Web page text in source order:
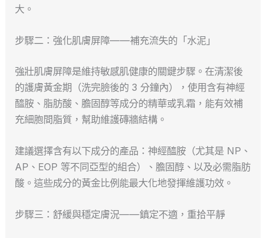
大。
步驟二：強化肌膚屏障——補充流失的「水泥」
強壯肌膚屏障是維持敏感肌健康的關鍵步驟。在清潔後
的護膚黃金期（洗完臉後的 3 分鐘內），使用含有神經
醯胺、脂肪酸、膽固醇等成分的精華或乳霜，能有效補
充細胞間脂質，幫助維護磚牆結構。
建議選擇含有以下成分的產品：神經醯胺（尤其是 NP、
AP、EOP 等不同亞型的組合）、膽固醇、以及必需脂肪
酸。這些成分的黃金比例能最大化地發揮維護功效。
步驟三：舒緩與穩定膚況——鎮定不適，重拾平靜